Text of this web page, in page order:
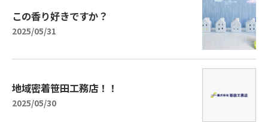
この香り好きですか？
2025/05/31
地域密着笹田工務店！！
2025/05/30